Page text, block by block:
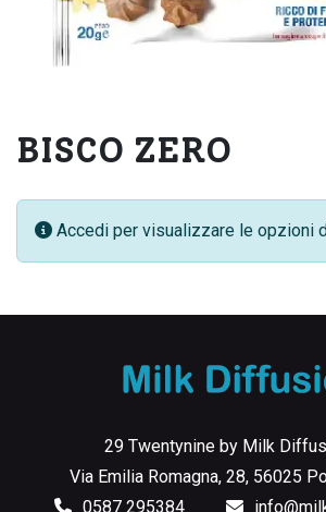
BISCO ZERO
Accedi per visualizzare le opzioni
29 Twentynine by Milk
Via Emilia Romagna, 28, 56025
0587 295384